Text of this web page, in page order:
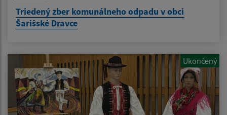
Triedený zber komunálneho odpadu v obci
Šarišské Dravce
Ukončený